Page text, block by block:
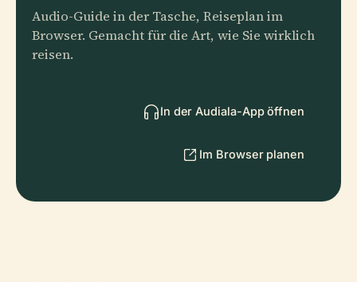
Audio-Guide in der Tasche, Reiseplan im
Browser. Gemacht für die Art, wie Sie wirklich
reisen.
In der Audiala-App öffnen
Im Browser planen